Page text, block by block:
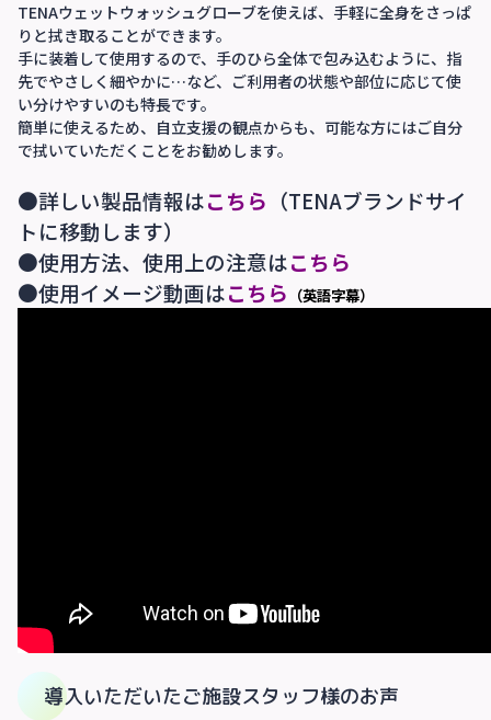
TENAウェットウォッシュグローブを使えば、手軽に全身をさっぱ
りと拭き取ることができます。
手に装着して使用するので、手のひら全体で包み込むように、指
先でやさしく細やかに…など、ご利用者の状態や部位に応じて使
い分けやすいのも特長です。
簡単に使えるため、自立支援の観点からも、可能な方にはご自分
で拭いていただくことをお勧めします。
●詳しい製品情報はこちら （TENAブランドサイ
トに移動します）
●使用方法、使用上の注意はこちら
●使用イメージ動画はこちら （英語字幕）
導入いただいたご施設スタッフ様のお声